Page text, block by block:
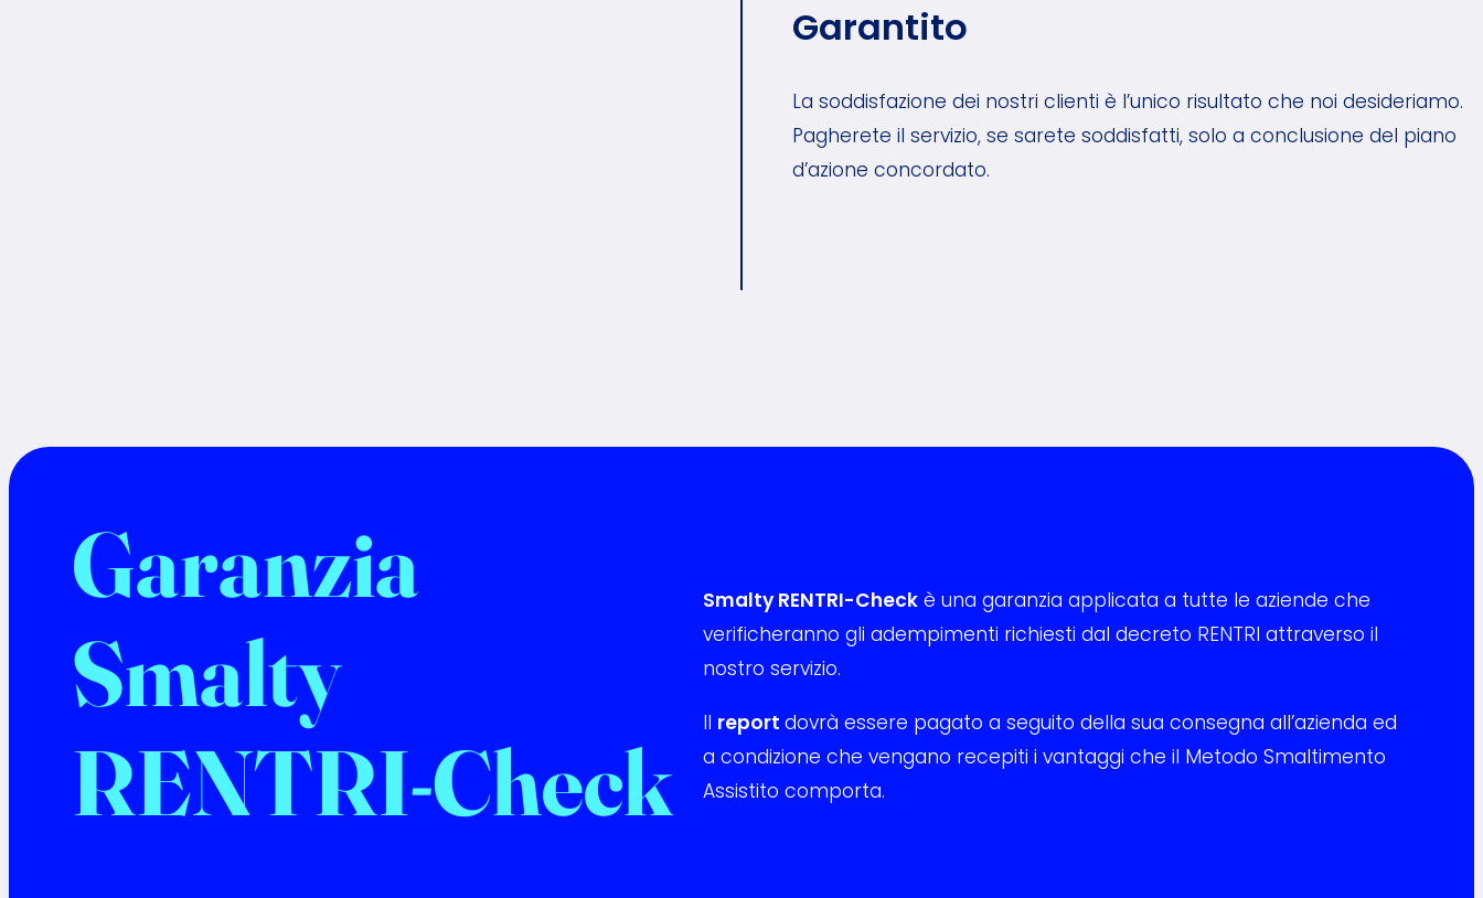
Garantito
La soddisfazione dei nostri clienti è l’unico risultato che noi desideriamo.
Pagherete il servizio, se sarete soddisfatti, solo a conclusione del piano
d’azione concordato.
Garanzia
Smalty
RENTRI-Check
Smalty RENTRI-Check è una garanzia applicata a tutte le aziende che
verificheranno gli adempimenti richiesti dal decreto RENTRI attraverso il
nostro servizio.
Il report dovrà essere pagato a seguito della sua consegna all’azienda ed
a condizione che vengano recepiti i vantaggi che il Metodo Smaltimento
Assistito comporta.